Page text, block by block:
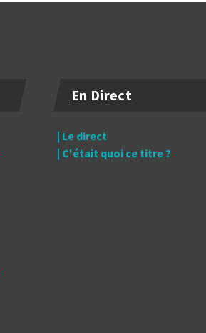
En Direct
| Le direct
| C'était quoi ce titre ?